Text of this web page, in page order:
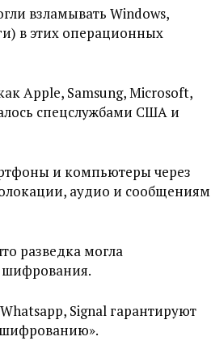
взламывать Windows,
в этих операционных
Apple, Samsung, Microsoft,
спецслужбами США и
и компьютеры через
аудио и сообщениям
разведка могла
шифрования.
Signal гарантируют
шифрованию».